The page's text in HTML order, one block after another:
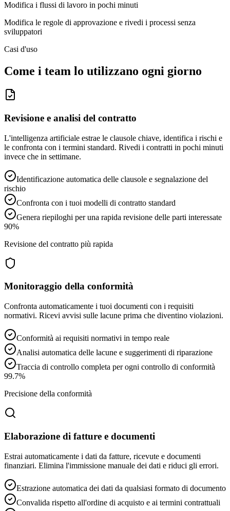
Modifica i flussi di lavoro in pochi minuti
Modifica le regole di approvazione e rivedi i processi senza
sviluppatori
Casi d'uso
Come i team lo utilizzano ogni giorno
Revisione e analisi del contratto
L'intelligenza artificiale estrae le clausole chiave, identifica i rischi e
le confronta con i termini standard. Rivedi i contratti in pochi minuti
invece che in settimane.
Identificazione automatica delle clausole e segnalazione del
rischio
Confronta con i tuoi modelli di contratto standard
Genera riepiloghi per una rapida revisione delle parti interessate
90%
Revisione del contratto più rapida
Monitoraggio della conformità
Confronta automaticamente i tuoi documenti con i requisiti
normativi. Ricevi avvisi sulle lacune prima che diventino violazioni.
Conformità ai requisiti normativi in tempo reale
Analisi automatica delle lacune e suggerimenti di riparazione
Traccia di controllo completa per ogni controllo di conformità
99.7%
Precisione della conformità
Elaborazione di fatture e documenti
Estrai automaticamente i dati da fatture, ricevute e documenti
finanziari. Elimina l'immissione manuale dei dati e riduci gli errori.
Estrazione automatica dei dati da qualsiasi formato di documento
Convalida rispetto all'ordine di acquisto e ai termini contrattuali